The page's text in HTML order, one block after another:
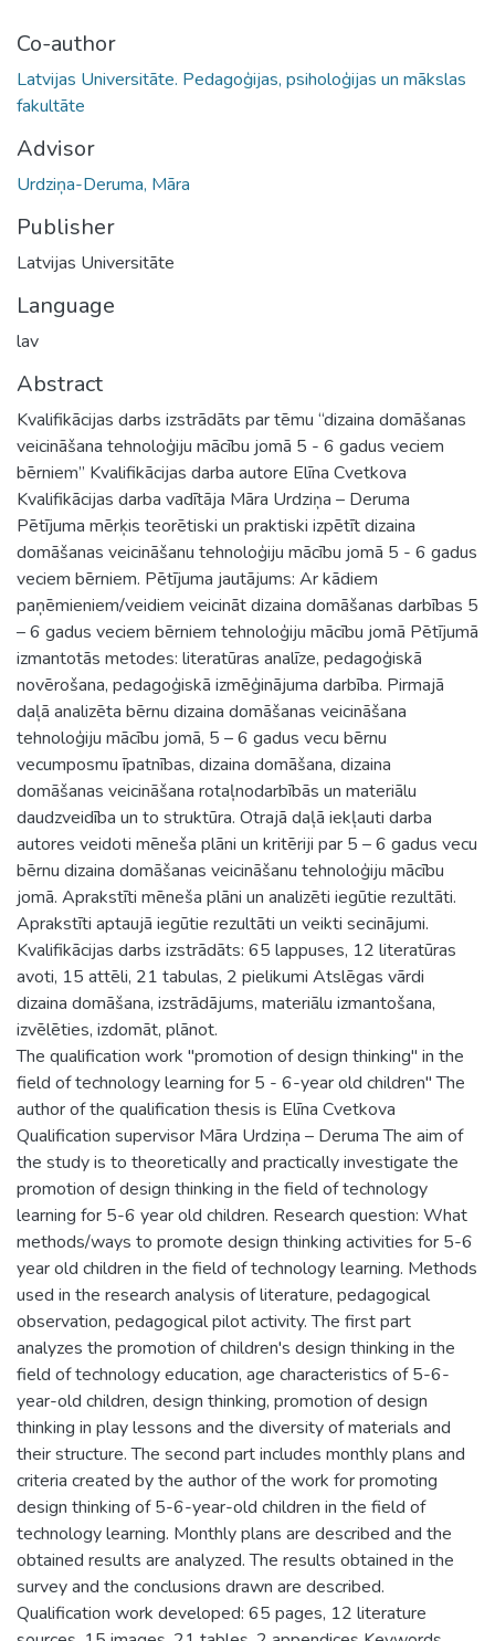
Co-author
Latvijas Universitāte. Pedagoģijas, psiholoģijas un mākslas
fakultāte
Advisor
Urdziņa-Deruma, Māra
Publisher
Latvijas Universitāte
Language
lav
Abstract
Kvalifikācijas darbs izstrādāts par tēmu “dizaina domāšanas
veicināšana tehnoloģiju mācību jomā 5 - 6 gadus veciem
bērniem” Kvalifikācijas darba autore Elīna Cvetkova
Kvalifikācijas darba vadītāja Māra Urdziņa – Deruma
Pētījuma mērķis teorētiski un praktiski izpētīt dizaina
domāšanas veicināšanu tehnoloģiju mācību jomā 5 - 6 gadus
veciem bērniem. Pētījuma jautājums: Ar kādiem
paņēmieniem/veidiem veicināt dizaina domāšanas darbības 5
– 6 gadus veciem bērniem tehnoloģiju mācību jomā Pētījumā
izmantotās metodes: literatūras analīze, pedagoģiskā
novērošana, pedagoģiskā izmēģinājuma darbība. Pirmajā
daļā analizēta bērnu dizaina domāšanas veicināšana
tehnoloģiju mācību jomā, 5 – 6 gadus vecu bērnu
vecumposmu īpatnības, dizaina domāšana, dizaina
domāšanas veicināšana rotaļnodarbībās un materiālu
daudzveidība un to struktūra. Otrajā daļā iekļauti darba
autores veidoti mēneša plāni un kritēriji par 5 – 6 gadus vecu
bērnu dizaina domāšanas veicināšanu tehnoloģiju mācību
jomā. Aprakstīti mēneša plāni un analizēti iegūtie rezultāti.
Aprakstīti aptaujā iegūtie rezultāti un veikti secinājumi.
Kvalifikācijas darbs izstrādāts: 65 lappuses, 12 literatūras
avoti, 15 attēli, 21 tabulas, 2 pielikumi Atslēgas vārdi
dizaina domāšana, izstrādājums, materiālu izmantošana,
izvēlēties, izdomāt, plānot.
The qualification work "promotion of design thinking" in the
field of technology learning for 5 - 6-year old children" The
author of the qualification thesis is Elīna Cvetkova
Qualification supervisor Māra Urdziņa – Deruma The aim of
the study is to theoretically and practically investigate the
promotion of design thinking in the field of technology
learning for 5-6 year old children. Research question: What
methods/ways to promote design thinking activities for 5-6
year old children in the field of technology learning. Methods
used in the research analysis of literature, pedagogical
observation, pedagogical pilot activity. The first part
analyzes the promotion of children's design thinking in the
field of technology education, age characteristics of 5-6-
year-old children, design thinking, promotion of design
thinking in play lessons and the diversity of materials and
their structure. The second part includes monthly plans and
criteria created by the author of the work for promoting
design thinking of 5-6-year-old children in the field of
technology learning. Monthly plans are described and the
obtained results are analyzed. The results obtained in the
survey and the conclusions drawn are described.
Qualification work developed: 65 pages, 12 literature